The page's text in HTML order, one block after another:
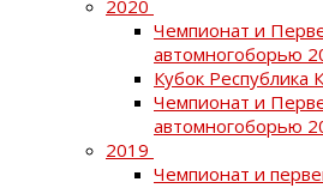
2020
Чемпионат и
автомногоборью
Кубок Республика
Чемпионат и
автомногоборью
2019
Чемпионат и